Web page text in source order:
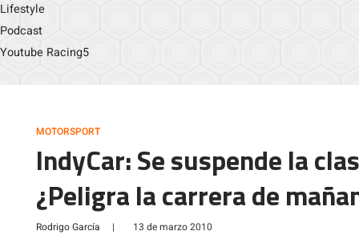
Lifestyle
Podcast
Youtube Racing5
MOTORSPORT
IndyCar: Se suspende la
¿Peligra la carrera de
Rodrigo García | 13 de marzo 2010